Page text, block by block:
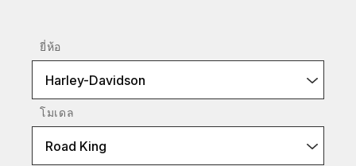
ยี่ห้อ
Harley-Davidson
โมเดล
Road King